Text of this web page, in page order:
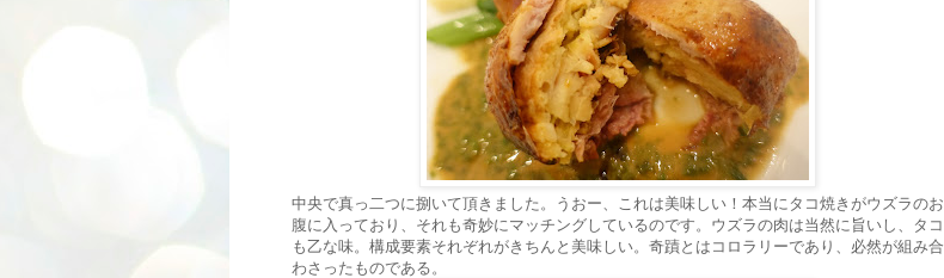
中央で真っ二つに捌いて頂きました。うおー、これは美味しい！本当にタコ焼きがウズラのお
腹に入っており、それも奇妙にマッチングしているのです。ウズラの肉は当然に旨いし、タコ
も乙な味。構成要素それぞれがきちんと美味しい。奇蹟とはコロラリーであり、必然が組み合
わさったものである。